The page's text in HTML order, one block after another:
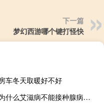
下一篇
梦幻西游哪个键打怪快
车冬天取暖好不好
为什么艾滋病不能接种腺病毒疫苗（为什么艾滋病不能治愈）